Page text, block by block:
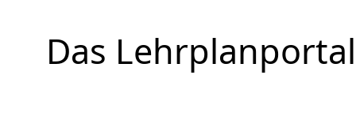
Das